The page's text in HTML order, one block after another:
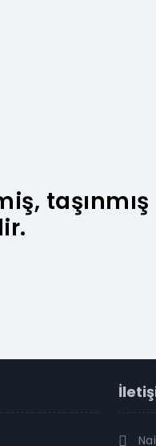
taşınmış